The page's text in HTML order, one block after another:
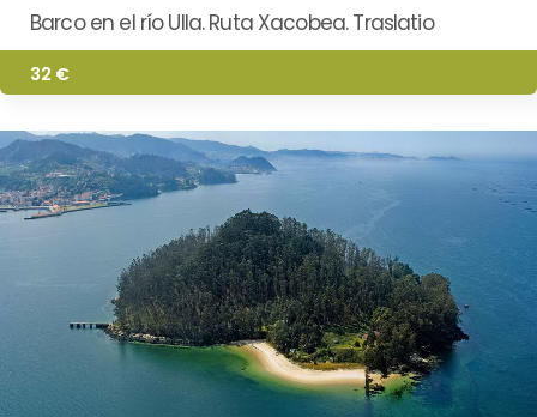
Barco en el río Ulla. Ruta Xacobea. Traslatio
32 €